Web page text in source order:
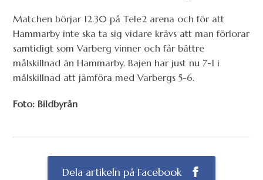
Matchen börjar 12.30 på Tele2 arena och för att
Hammarby inte ska ta sig vidare krävs att man förlorar
samtidigt som Varberg vinner och får bättre
målskillnad än Hammarby. Bajen har just nu 7-1 i
målskillnad att jämföra med Varbergs 5-6.
Foto: Bildbyrån
Dela artikeln på Facebook